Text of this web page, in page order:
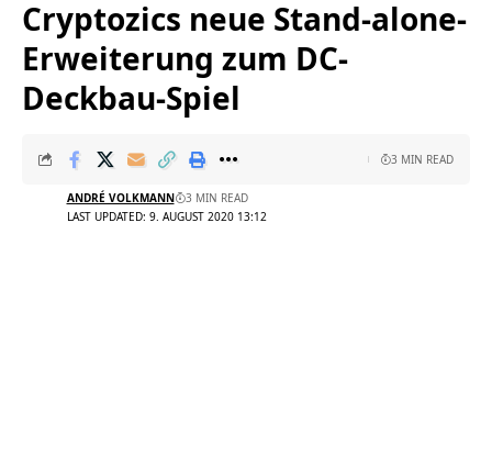
Cryptozics neue Stand-alone-
Erweiterung zum DC-
Deckbau-Spiel
LAST UPDATED: 9. AUGUST 2020 13:12
ANDRÉ VOLKMANN 3 MIN READ
3 MIN READ